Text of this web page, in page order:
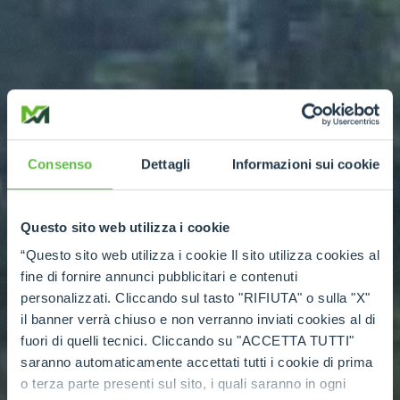
Consenso Dettagli Informazioni sui cookie
Questo sito web utilizza i cookie
“Questo sito web utilizza i cookie Il sito utilizza cookies al
fine di fornire annunci pubblicitari e contenuti
personalizzati. Cliccando sul tasto "RIFIUTA" o sulla "X"
il banner verrà chiuso e non verranno inviati cookies al di
fuori di quelli tecnici. Cliccando su "ACCETTA TUTTI"
saranno automaticamente accettati tutti i cookie di prima
o terza parte presenti sul sito, i quali saranno in ogni